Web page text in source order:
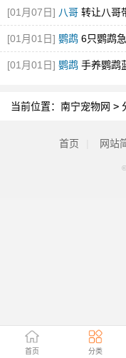
首页 分类
[01月07日] 八哥 转让八哥
[01月01日] 鹦鹉 6只鹦鹉
[01月01日] 鹦鹉 手养鹦鹉
当前位置： 南宁宠物网 >
首页 网站